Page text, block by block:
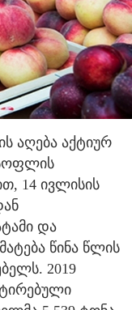
აღება აქტიურ
14 ივლისის
და
წინა წლის
2019